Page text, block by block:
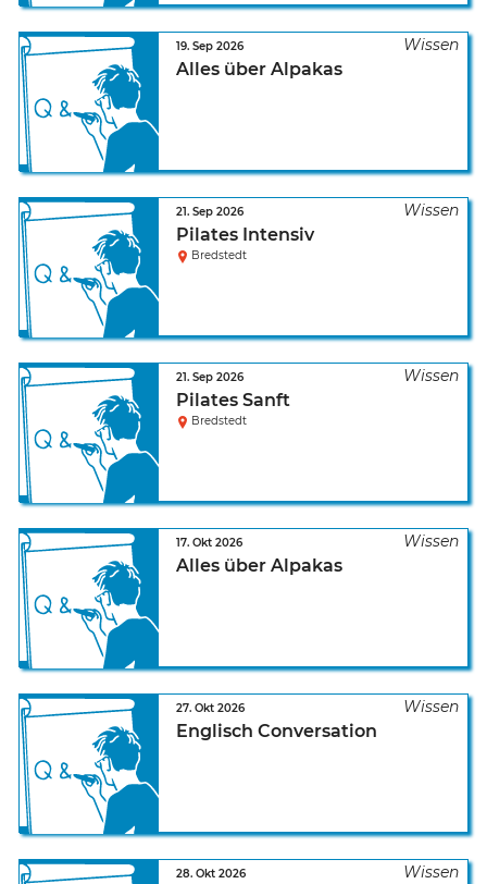
Alles über Alpakas
19. Sep 2026
Pilates Intensiv
21. Sep 2026
Bredstedt
Pilates Sanft
21. Sep 2026
Bredstedt
Alles über Alpakas
17. Okt 2026
Englisch Conversation
27. Okt 2026
28. Okt 2026